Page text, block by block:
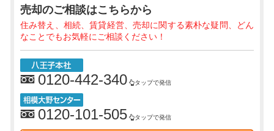
売却のご相談はこちらから
住み替え、相続、賃貸経営、売却に関する素朴な疑問、どん
なことでもお気軽にご相談ください！
0120-442-340 タップで発信
0120-101-505 タップで発信